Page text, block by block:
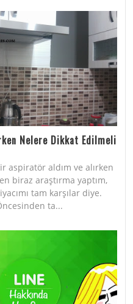
Nelere Dikkat Edilmeli
aspiratör aldım ve alırken
biraz araştırma yaptım,
tam karşılar diye.
ta...